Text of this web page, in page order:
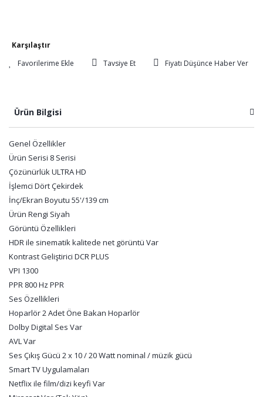
Karşılaştır
Tavsiye Et
Fiyatı Düşünce Haber Ver
Ürün Bilgisi
Genel Özellikler
Ürün Serisi 8 Serisi
Çözünürlük ULTRA HD
İşlemci Dört Çekirdek
İnç/Ekran Boyutu 55'/139 cm
Ürün Rengi Siyah
Görüntü Özellikleri
HDR ile sinematik kalitede net görüntü Var
Kontrast Geliştirici DCR PLUS
VPI 1300
PPR 800 Hz PPR
Ses Özellikleri
Hoparlör 2 Adet Öne Bakan Hoparlör
Dolby Digital Ses Var
AVL Var
Ses Çıkış Gücü 2 x 10 / 20 Watt nominal / müzik gücü
Smart TV Uygulamaları
Netflix ile film/dizi keyfi Var